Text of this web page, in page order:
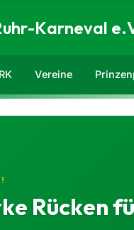
Karneval
Vereine
Rücken